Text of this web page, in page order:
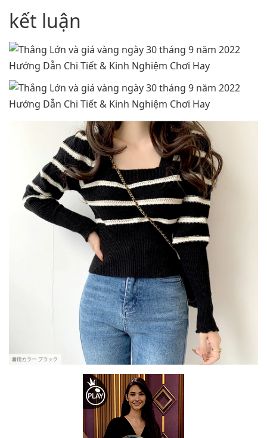
kết luận